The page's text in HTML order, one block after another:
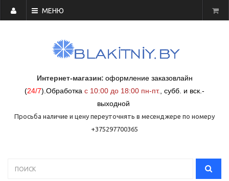
МЕНЮ
Интернет-магазин: оформление заказовлайн
(24/7) Обработка с 10:00 до 18:00 пн-пт. субб. и вск.-
выходной
Просьба наличие и цену переуточнять в месенджере по номеру
+375297700365